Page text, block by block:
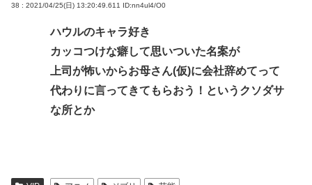
38 : 2021/04/25(日) 13:20:49.611 ID:nn4ul4/O0
ハウルのキャラ好き
カッコつけな癖して思いついた名案が
上司が怖いからお母さん(仮)に会社辞めてって
代わりに言ってきてもらおう！というクソダサ
な所とか